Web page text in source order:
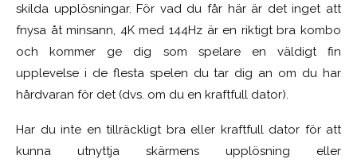
skilda upplösningar. För vad du får här är det inget att
fnysa åt minsann, 4K med 144Hz är en riktigt bra kombo
och kommer ge dig som spelare en väldigt fin
upplevelse i de flesta spelen du tar dig an om du har
hårdvaran för det (dvs. om du en kraftfull dator).
Har du inte en tillräckligt bra eller kraftfull dator för att
kunna utnyttja skärmens upplösning eller